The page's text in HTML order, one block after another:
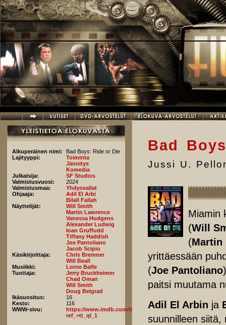
Hyppää pääsisältöön
Alkuperäinen nimi:
Bad Boys: Ride or Die
Lajityyppi:
Toiminta
Jännitys
Komedia
Julkaisija:
SF Studios
Valmistusvuosi:
2024
Valmistusmaa:
Yhdysvallat
Ohjaaja:
Adil El Arbi
Bilall Fallah
Näyttelijät:
Will Smith
Martin Lawrence
Vanessa Hudgens
Alexander Ludwig
Ioan Gruffudd
Tiffany Haddish
Joe Pantoliano
Jacob Scipio
Käsikirjoittaja:
Chris Bremner
Will Beall
Musiikki:
Lorne Balfe
Tuottaja:
Jerry Bruckheimer
Chad Oman
Will Smith
Doug Belgrad
Ikäsuositus:
16
Kesto:
116
WWW-sivu:
https://www.imdb.com/title/tt4919268/fullcredits/?
ref_=tt_ql_1
Bad
Jussi U.
Miamin
(Will
(Martin
yrittäessään
(Joe Pantoliano
paitsi muutama
Adil El Arbin ja
suunnilleen